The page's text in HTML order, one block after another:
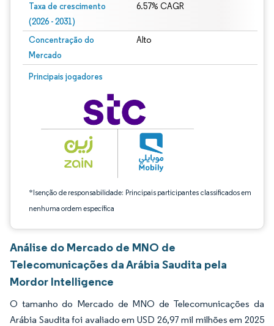
Taxa de crescimento
(2026 - 2031)
6.57% CAGR
Concentração do
Mercado
Alto
Principais jogadores
*Isenção de responsabilidade: Principais participantes classificados em
nenhuma ordem específica
Imagem © Mordor Intelligence. O reuso requer atribuição conforme CC BY 4.0.
Análise do Mercado de MNO de
Telecomunicações da Arábia Saudita pela
Mordor Intelligence
O tamanho do Mercado de MNO de Telecomunicações da
Arábia Saudita foi avaliado em USD 26,97 mil milhões em 2025